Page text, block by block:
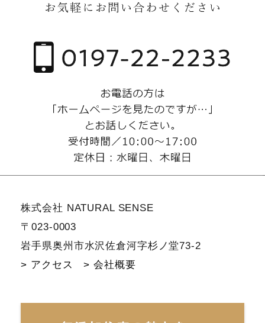
株式会社 NATURAL SENSE
〒023-0003
岩手県奥州市水沢佐倉河字杉ノ堂73-2
> アクセス
> 会社概要